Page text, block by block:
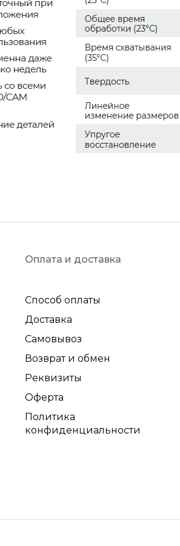
Оплата и доставка
Способ оплаты
Доставка
Самовывоз
Возврат и обмен
Реквизиты
Оферта
Политика
конфиденциальности